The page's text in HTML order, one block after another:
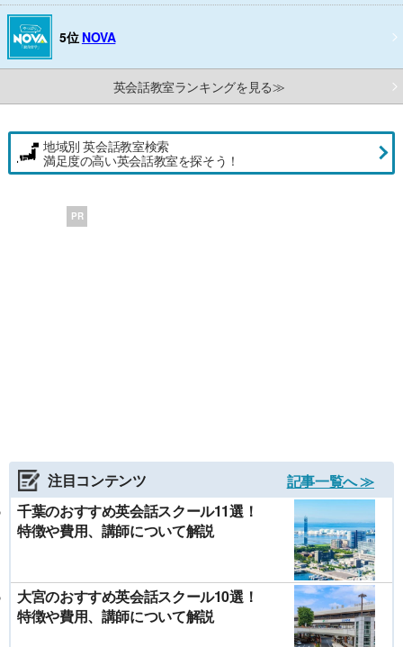
5位 NOVA
英会話教室ランキングを見る≫
地域別 英会話教室検索
満足度の高い英会話教室を探そう！
PR
注目コンテンツ
記事一覧へ ≫
千葉のおすすめ英会話スクール11選！
特徴や費用、講師について解説
大宮のおすすめ英会話スクール10選！
特徴や費用、講師について解説